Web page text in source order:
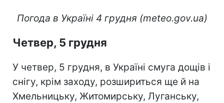
Погода в Україні 4 грудня (meteo.gov.ua)
Четвер, 5 грудня
У четвер, 5 грудня, в Україні смуга дощів і
снігу, крім заходу, розшириться ще й на
Хмельницьку, Житомирську, Луганську,